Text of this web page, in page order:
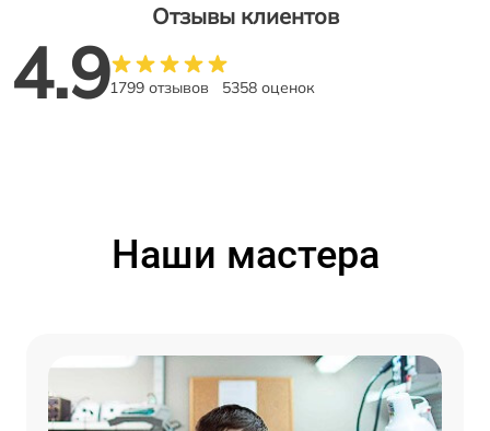
Отзывы клиентов
4.91799 отзывов 5358 оценок
Наши мастера